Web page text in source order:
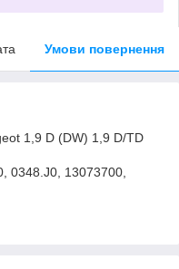
Умови повернення
1,9 D (DW) 1,9 D/TD
0348.J0, 13073700,